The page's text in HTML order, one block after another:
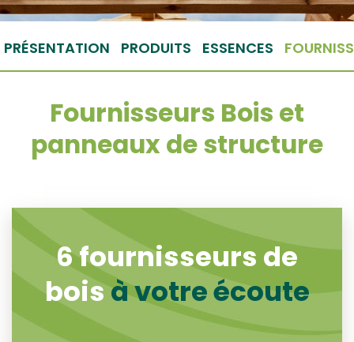
PRÉSENTATION PRODUITS ESSENCES
Fournisseurs Bois et
panneaux de structure
6fournisseurs de
boisà votre écoute